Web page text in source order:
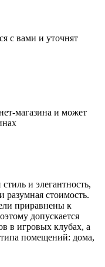
с вами и уточнят
магазина и может
и элегантность,
разумная стоимость.
приравнены к
допускается
в игровых клубах, а
помещений: дома,